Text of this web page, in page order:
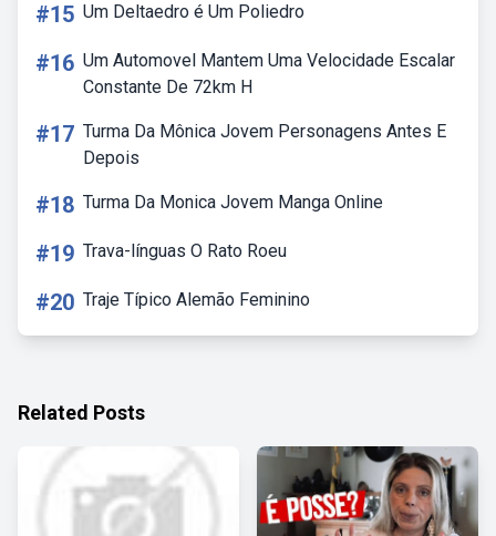
#15 Um Deltaedro é Um Poliedro
#16 Um Automovel Mantem Uma Velocidade Escalar
Constante De 72km H
#17 Turma Da Mônica Jovem Personagens Antes E
Depois
#18 Turma Da Monica Jovem Manga Online
#19 Trava-línguas O Rato Roeu
#20 Traje Típico Alemão Feminino
Related Posts